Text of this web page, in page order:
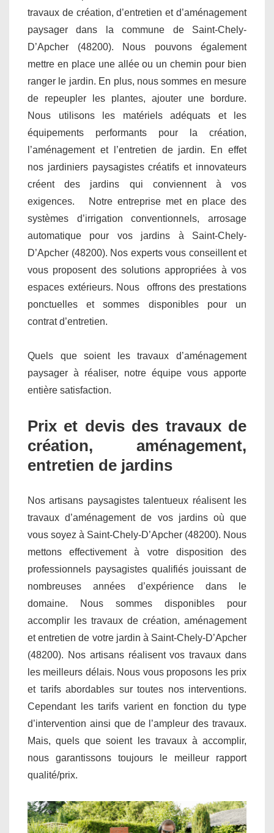
travaux de création, d’entretien et d’aménagement
paysager dans la commune de Saint-Chely-
D’Apcher (48200). Nous pouvons également
mettre en place une allée ou un chemin pour bien
ranger le jardin. En plus, nous sommes en mesure
de repeupler les plantes, ajouter une bordure.
Nous utilisons les matériels adéquats et les
équipements performants pour la création,
l’aménagement et l’entretien de jardin. En effet
nos jardiniers paysagistes créatifs et innovateurs
créent des jardins qui conviennent à vos
exigences. Notre entreprise met en place des
systèmes d’irrigation conventionnels, arrosage
automatique pour vos jardins à Saint-Chely-
D’Apcher (48200). Nos experts vous conseillent et
vous proposent des solutions appropriées à vos
espaces extérieurs. Nous offrons des prestations
ponctuelles et sommes disponibles pour un
contrat d’entretien.
Quels que soient les travaux d’aménagement
paysager à réaliser, notre équipe vous apporte
entière satisfaction.
Prix et devis des travaux de
création, aménagement,
entretien de jardins
Nos artisans paysagistes talentueux réalisent les
travaux d’aménagement de vos jardins où que
vous soyez à Saint-Chely-D’Apcher (48200). Nous
mettons effectivement à votre disposition des
professionnels paysagistes qualifiés jouissant de
nombreuses années d’expérience dans le
domaine. Nous sommes disponibles pour
accomplir les travaux de création, aménagement
et entretien de votre jardin à Saint-Chely-D’Apcher
(48200). Nos artisans réalisent vos travaux dans
les meilleurs délais. Nous vous proposons les prix
et tarifs abordables sur toutes nos interventions.
Cependant les tarifs varient en fonction du type
d’intervention ainsi que de l’ampleur des travaux.
Mais, quels que soient les travaux à accomplir,
nous garantissons toujours le meilleur rapport
qualité/prix.